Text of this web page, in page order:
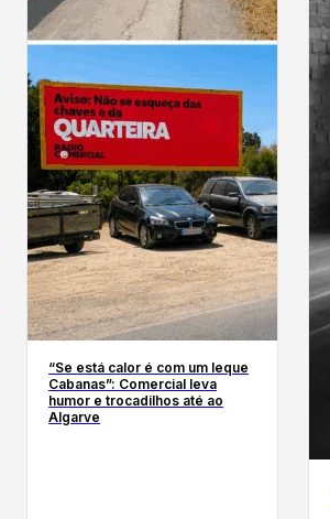
“Se está calor é com um leque
Cabanas”: Comercial leva
humor e trocadilhos até ao
Algarve